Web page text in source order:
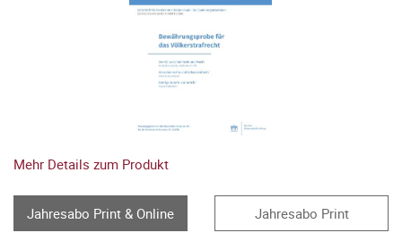
Mehr Details zum Produkt
Jahresabo Print & Online Jahresabo Print